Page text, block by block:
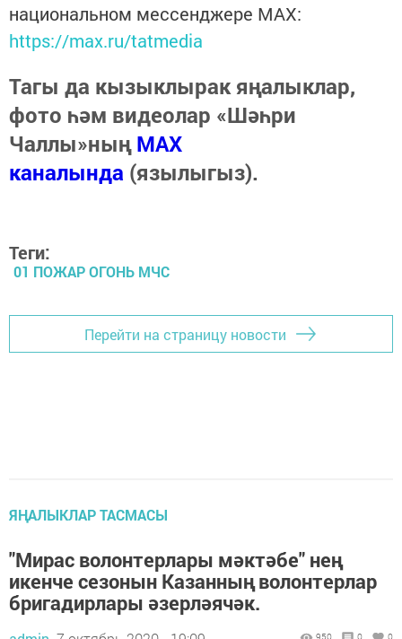
национальном мессенджере MАХ:
https://max.ru/tatmedia
Тагы да кызыклырак яңалыклар,
фото һәм видеолар «Шәһри
Чаллы»ныңMAX
каналында (язылыгыз).
Теги:
01 ПОЖАР ОГОНЬ МЧС
Перейти на страницу новости
ЯҢАЛЫКЛАР ТАСМАСЫ
"Мирас волонтерлары мәктәбе" нең
икенче сезонын Казанның волонтерлар
бригадирлары әзерләячәк.